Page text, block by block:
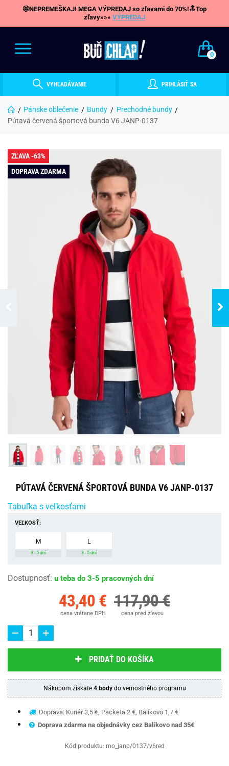
🤩NEPREMEŠKAJ! MEGA VÝPREDAJ so zľavami do 70%!🔝Top
zľavy»»» VÝPREDAJ
0
VYHĽADÁVANIE PRIHLÁSIŤ SA
Pánske oblečenie Bundy
Prechodné bundy
Pútavá červená športová bunda V6 JANP-0137
ZĽAVA -63%
DOPRAVA ZDARMA
PÚTAVÁ ČERVENÁ ŠPORTOVÁ BUNDA V6 JANP-0137
Tabuľka s veľkosťami
VEĽKOSŤ:
M
3 - 5 dní
L
3 - 5 dní
Dostupnosť: u teba do 3-5 pracovných dní
43,40 €
cena vrátane DPH
117,90 €
cena pred zľavou
PRIDAŤ DO KOŠÍKA
Nákupom získate 4 bodydo vernostného programu
Doprava: Kuriér 3,5 €, Packeta 2 €, Balíkovo 1,7 €
Doprava zdarma na objednávky cez Balíkovo nad 35€
Kód produktu: mo_janp/0137/v6red